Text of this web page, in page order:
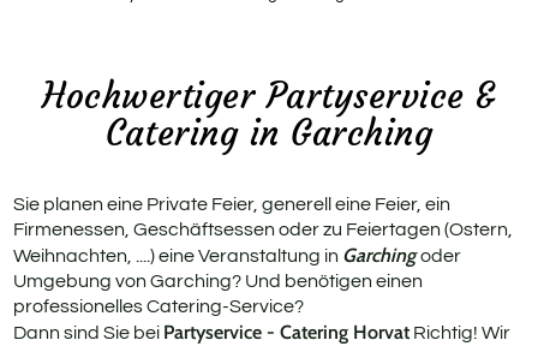
Hochwertiger Partyservice &
Catering in Garching
Sie planen eine Private Feier, generell eine Feier, ein
Firmenessen, Geschäftsessen oder zu Feiertagen (Ostern,
Weihnachten, ....) eine Veranstaltung in Garchingoder
Umgebung von Garching? Und benötigen einen
professionelles Catering-Service?
Dann sind Sie bei Partyservice - Catering HorvatRichtig! Wir